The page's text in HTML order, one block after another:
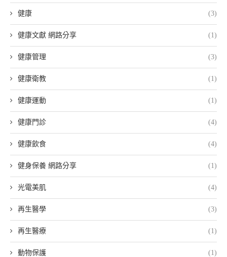
健康 (3)
健康文獻 網路分享 (1)
健康管理 (3)
健康衛教 (1)
健康運動 (1)
健康門診 (4)
健康飲食 (4)
健身保養 網路分享 (1)
光電美肌 (4)
再生醫學 (3)
再生醫療 (1)
動物保護 (1)